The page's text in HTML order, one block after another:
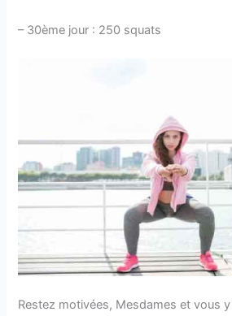
– 30ème jour : 250 squats
Restez motivées, Mesdames et vous